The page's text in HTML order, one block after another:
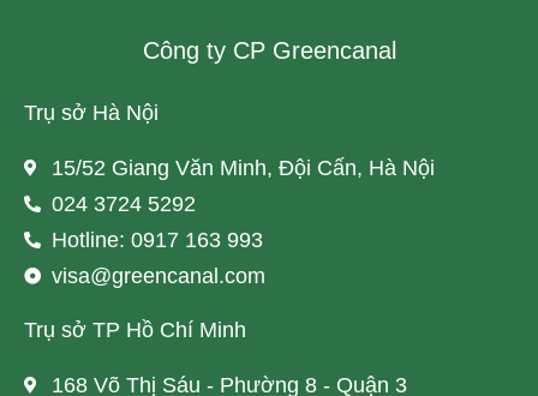
Công ty CP Greencanal
Trụ sở Hà Nội
15/52 Giang Văn Minh, Đội Cấn, Hà Nội
024 3724 5292
Hotline: 0917 163 993
visa@greencanal.com
Trụ sở TP Hồ Chí Minh
168 Võ Thị Sáu - Phường 8 - Quận 3